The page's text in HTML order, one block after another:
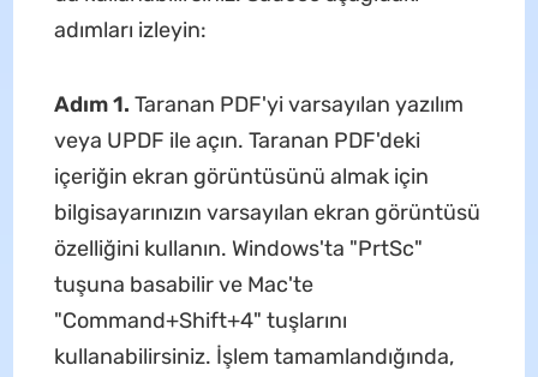
adımları izleyin:
Adım 1. Taranan PDF'yi varsayılan yazılım
veya UPDF ile açın. Taranan PDF'deki
içeriğin ekran görüntüsünü almak için
bilgisayarınızın varsayılan ekran görüntüsü
özelliğini kullanın. Windows'ta "PrtSc"
tuşuna basabilir ve Mac'te
"Command+Shift+4" tuşlarını
kullanabilirsiniz. İşlem tamamlandığında,